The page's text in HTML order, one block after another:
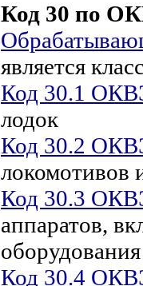
Код 30 по
является
Код 30.1
лодок
Код 30.2
локомотивов
Код 30.3
аппаратов,
оборудования
Код 30.4